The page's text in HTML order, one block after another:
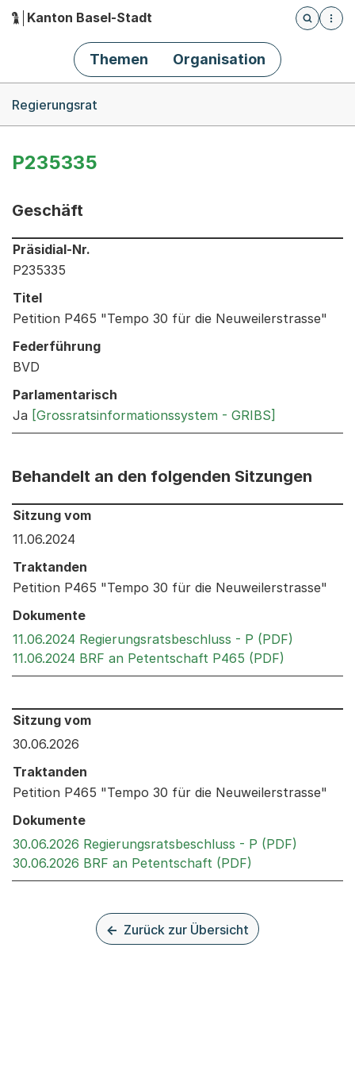
Hauptnavigation
Kanton Basel-Stadt
Öffnet
Themen Organisation
Regierungsrat
P235335
Geschäft
Informationen zum Ausgewählten Geschäft
Präsidial-Nr.
P235335
Titel
Petition P465 "Tempo 30 für die Neuweilerstrasse"
Federführung
BVD
Parlamentarisch
Ja [Grossratsinformationssystem - GRIBS]
Behandelt an den folgenden Sitzungen
Behandelt an den folgenden Sitzungen: Informationen
Sitzung vom
11.06.2024
Traktanden
Petition P465 "Tempo 30 für die Neuweilerstrasse"
Dokumente
11.06.2024 Regierungsratsbeschluss - P (PDF)
11.06.2024 BRF an Petentschaft P465 (PDF)
Behandelt an den folgenden Sitzungen: Informationen
Sitzung vom
30.06.2026
Traktanden
Petition P465 "Tempo 30 für die Neuweilerstrasse"
Dokumente
30.06.2026 Regierungsratsbeschluss - P (PDF)
30.06.2026 BRF an Petentschaft (PDF)
Zurück zur Übersicht